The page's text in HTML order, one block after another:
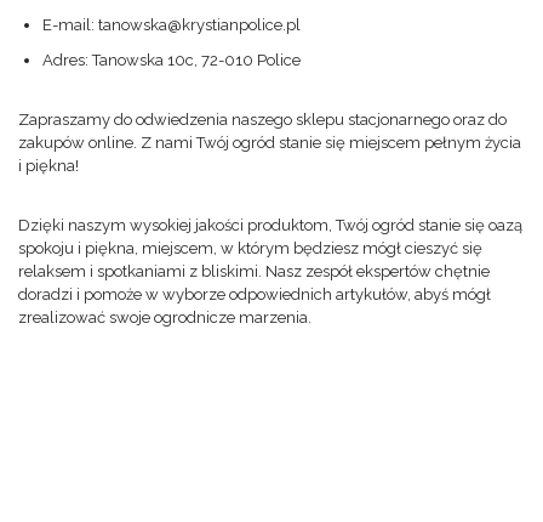
E-mail: tanowska@krystianpolice.pl
Adres: Tanowska 10c, 72-010 Police
Zapraszamy do odwiedzenia naszego sklepu stacjonarnego oraz do
zakupów online. Z nami Twój ogród stanie się miejscem pełnym życia
i piękna!
Dzięki naszym wysokiej jakości produktom, Twój ogród stanie się oazą
spokoju i piękna, miejscem, w którym będziesz mógł cieszyć się
relaksem i spotkaniami z bliskimi. Nasz zespół ekspertów chętnie
doradzi i pomoże w wyborze odpowiednich artykułów, abyś mógł
zrealizować swoje ogrodnicze marzenia.